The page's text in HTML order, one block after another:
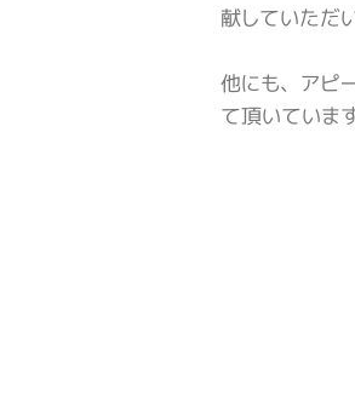
献していただ
他にも、アピ
て頂いていま